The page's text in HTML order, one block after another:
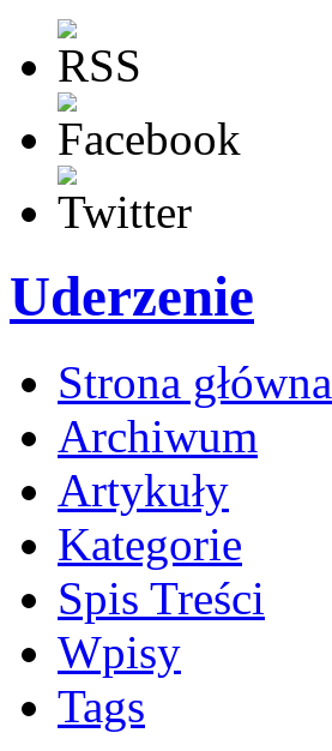
Uderzenie
Strona główna
Archiwum
Artykuły
Kategorie
Spis Treści
Wpisy
Tags